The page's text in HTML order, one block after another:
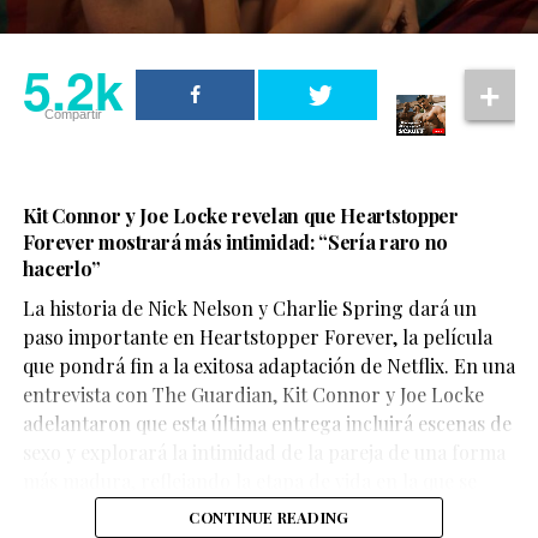
llamado “Bible Belt” o “Cinturón Bíblico” de Estados
Unidos marcó profundamente su vida. Esta región del
Creada y dirigida por Karol Klementewicz, la historia
sigue a Filip, interpretado por Ignacy Liss, un joven
cambia por completo tras la muerte inesperada de su
5.2k
Compartir
Kit Connor y Joe Locke revelan que Heartstopper
Forever mostrará más intimidad: “Sería raro no
hacerlo”
La historia de Nick Nelson y Charlie Spring dará un
paso importante en Heartstopper Forever, la película
que pondrá fin a la exitosa adaptación de Netflix. En una
entrevista con The Guardian, Kit Connor y Joe Locke
adelantaron que esta última entrega incluirá escenas de
encuentran los personajes.CONTINUE READING